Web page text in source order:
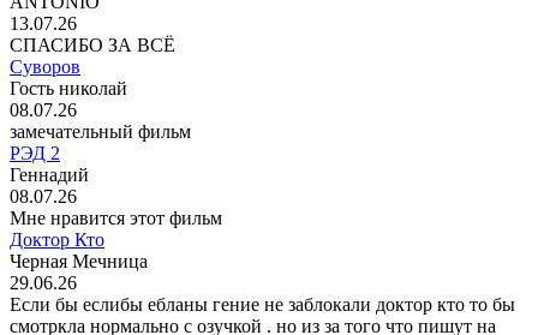
13.07.26
СПАСИБО ЗА ВСЁ
Суворов
Гость николай
08.07.26
замечательный фильм
РЭД 2
Геннадий
08.07.26
Мне нравится этот фильм
Доктор Кто
Черная Мечница
29.06.26
Если бы еслибы ебланы гение не заблокали доктор кто то бы
смотркла нормально с озучкой . но из за того что пишут на